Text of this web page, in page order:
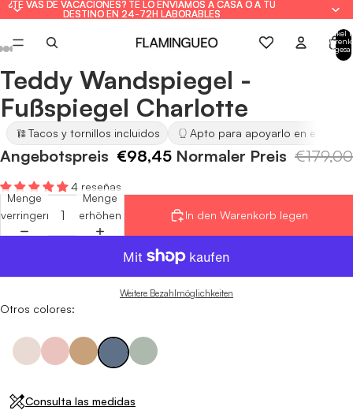
¿TE VAS DE VACACIONES? TE LO ENVIAMOS A CASA O A TU
DESTINO EN 24-72H LABORABLES
¿TE VAS DE VACACIONES? TE LO ENVIAMOS A CASA O A TU
DESTINO EN 24-72H LABORABLES
Artikel
Bild
im
Vollbildmodus
öffnen
Bild
im
Vollbildmodus
öffnen
Bild
im
Vollbildmodus
öffnen
Bild
im
Vollbildmodus
öffnen
Bild
im
Vollbildmodus
öffnen
Bild
im
Vollbildmodus
öffnen
Bild
im
Vollbildmodus
öffnen
Teddy Wandspiegel -
Fußspiegel Charlotte
Tacos y tornillos incluidos Apto para apoyarlo en el suelo
Angebotspreis €98,45 Normaler Preis €179,00
4 reseñas
Menge
verringern
Menge
erhöhen
In den Warenkorb legen
Weitere Bezahlmöglichkeiten
Otros colores:
Consulta las medidas